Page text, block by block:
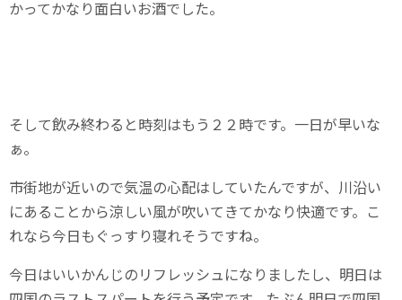
かってかなり面白いお酒でした。
そして飲み終わると時刻はもう２２時です。一日が早いな
ぁ。
市街地が近いので気温の心配はしていたんですが、川沿い
にあることから涼しい風が吹いてきてかなり快適です。こ
れなら今日もぐっすり寝れそうですね。
今日はいいかんじのリフレッシュになりましたし、明日は